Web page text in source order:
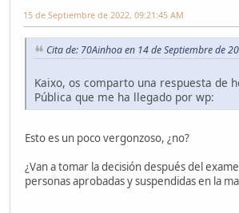
15 de Septiembre de 2022, 09:21:45 AM
Cita de: 70Ainhoa en 14 de Septiembre de
Kaixo, os comparto una respuesta de
Pública que me ha llegado por wp:
Esto es un poco vergonzoso, ¿no?
¿Van a tomar la decisión después del
personas aprobadas y suspendidas en la